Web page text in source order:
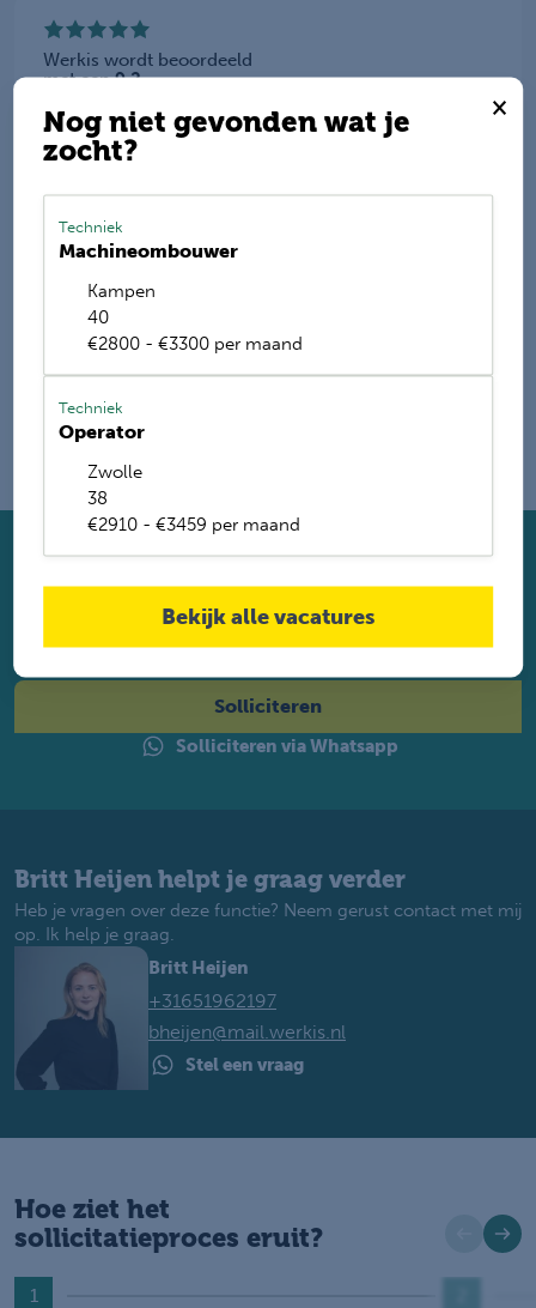
×
Nog niet gevonden wat je
zocht?
Techniek
Machineombouwer
Kampen
40
€2800 - €3300 per maand
Techniek
Operator
Zwolle
38
€2910 - €3459 per maand
Bekijk alle vacatures
Werkis wordt beoordeeld
met een9.2
Deel deze vacature
E-mail mij de nieuwste vacatures
achter. Met ruim 1.200 vacatures vinden wij voor jou de
perfecte baan. Je krijgt binnen 2 werkdagen reactie.
Solliciteren
Solliciteren via Whatsapp
Britt Heijen helpt je graag verder
Heb je vragen over deze functie? Neem gerust contact met mij
op. Ik help je graag.
Britt Heijen
+31651962197
bheijen@mail.werkis.nl
Stel een vraag
Hoe ziet het
sollicitatieproces eruit?
1